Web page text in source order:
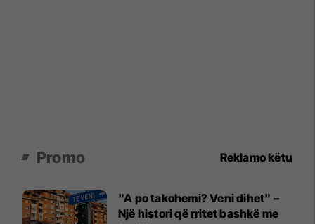
Promo Reklamo këtu
"A po takohemi? Veni dihet" –
Një histori që rritet bashkë me